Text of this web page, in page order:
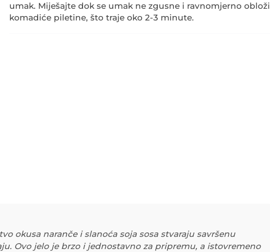
umak. Miješajte dok se umak ne zgusne i ravnomjerno obloži
komadiće piletine, što traje oko 2-3 minute.
okusa naranče i slanoća soja sosa stvaraju savršenu
Ovo jelo je brzo i jednostavno za pripremu, a istovremeno